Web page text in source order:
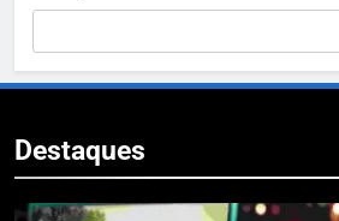
Destaques